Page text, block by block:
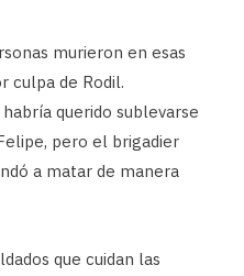
murieron en esas
culpa de Rodil.
querido sublevarse
pero el brigadier
a matar de manera
que cuidan las